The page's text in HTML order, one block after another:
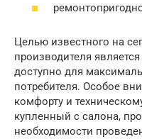
Целью известного на
производителя
доступно для
потребителя. Особое
комфорту и
купленный с салона,
необходимости